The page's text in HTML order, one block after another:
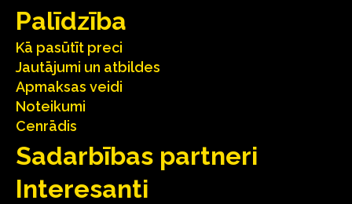
Palīdzība
Kā pasūtīt preci
Jautājumi un atbildes
Apmaksas veidi
Noteikumi
Cenrādis
Sadarbības partneri
Interesanti